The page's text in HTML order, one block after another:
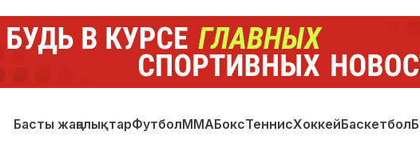
Басты жаңалықтарФутболММАБоксТеннисХоккейБаскетбол